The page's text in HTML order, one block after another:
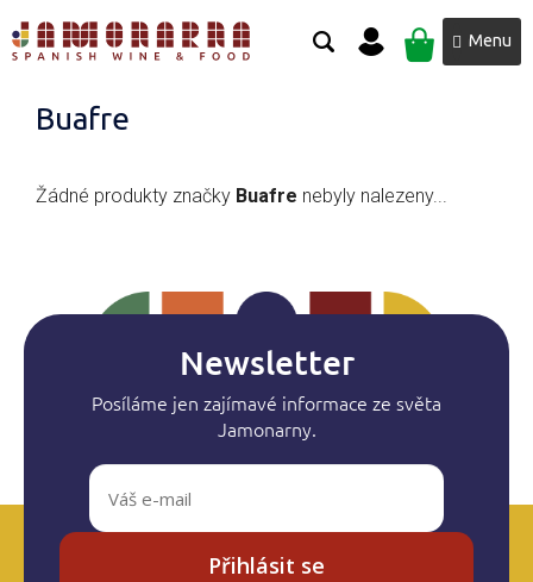
na
obsah
NÁKUPNÍ
KOŠÍK
Buafre
Žádné produkty značky Buafre nebyly nalezeny...
Newsletter
Posíláme jen zajímavé informace ze světa
Jamonarny.
Přihlásit se